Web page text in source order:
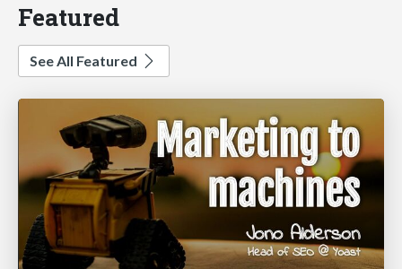
Featured
See All Featured